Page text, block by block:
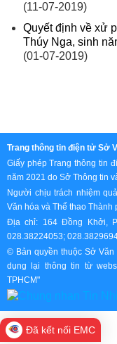
(11-07-2019)
Quyết định về xử
Thúy Nga, sinh
(01-07-2019)
Trang thông tin điện tử Sở
Giấy phép Trang thông tin
năm 2021 do Sở Thông tin
Người chịu trách nhiệm
Văn hóa và Thể thao Thành
Địa chỉ: 164 Đồng Khởi,
028.38224053;
© Bản quyền thuộc Sở
dụng lại thông tin từ
TPHCM"
Đã kết nối EMC